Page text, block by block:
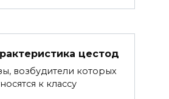
цестод
возбудители которых
к классу